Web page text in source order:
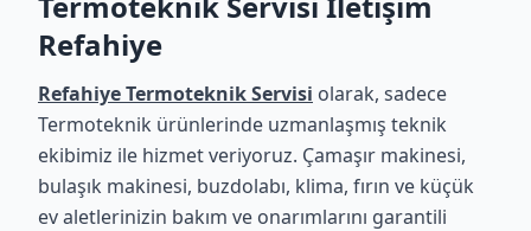
Refahiye
Refahiye Termoteknik Servisi olarak, sadece
Termoteknik ürünlerinde uzmanlaşmış teknik
ekibimiz ile hizmet veriyoruz. Çamaşır makinesi,
bulaşık makinesi, buzdolabı, klima, fırın ve küçük
ev aletlerinizin bakım ve onarımlarını garantili